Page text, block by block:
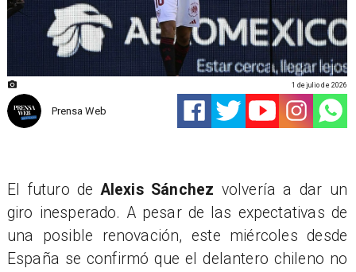
Prensa Web
1 de julio de 2026
El futuro deAlexis Sánchez volvería a dar un
giro inesperado. A pesar de las expectativas de
una posible renovación, este miércoles desde
España se confirmó que el delantero chileno no